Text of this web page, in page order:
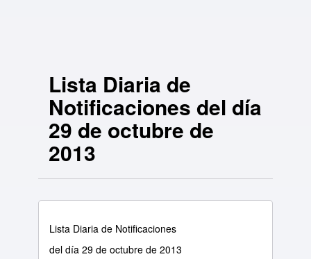
Lista Diaria de
Notificaciones del día
29 de octubre de
2013
Lista Diaria de Notificaciones
del día 29 de octubre de 2013